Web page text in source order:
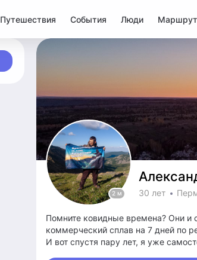
Путешествия События Люди
2 м 30 лет
Помните ковидные времена? Они и
коммерческий сплав на 7 дней по
И вот спустя пару лет, я уже